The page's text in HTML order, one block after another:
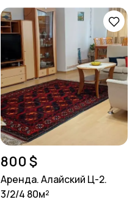
800 $
Аренда. Алайский Ц-2.
3/2/4 80м²